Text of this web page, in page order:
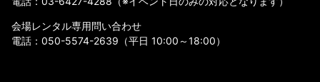
会場レンタル専用問い合わせ
電話： 050-5574-2639 （平日 10:00～18:00）